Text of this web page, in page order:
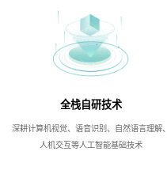
全栈自研技术
深耕计算机视觉、语音识别、自然语言理解、
人机交互等人工智能基础技术